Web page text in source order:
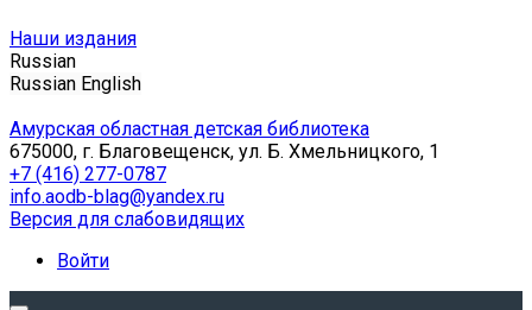
Наши издания
Russian
Russian English
Амурская областная детская библиотека
675000, г. Благовещенск, ул. Б. Хмельницкого, 1
+7 (416) 277-0787
info.aodb-blag@yandex.ru
Версия для слабовидящих
Войти